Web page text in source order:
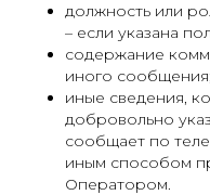
должность или
– если указана
содержание
иного сообщения;
иные сведения,
добровольно
сообщает по
иным способом
Оператором.